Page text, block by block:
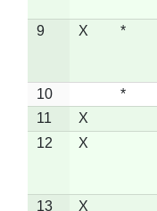
9 X *
10 *
11
X
12
X
13 X